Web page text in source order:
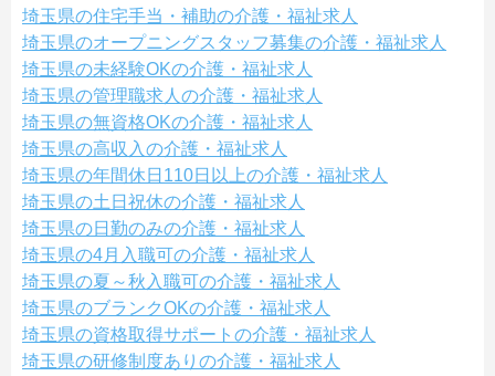
埼玉県の住宅手当・補助の介護・福祉求人
埼玉県のオープニングスタッフ募集の介護・福祉求人
埼玉県の未経験OKの介護・福祉求人
埼玉県の管理職求人の介護・福祉求人
埼玉県の無資格OKの介護・福祉求人
埼玉県の高収入の介護・福祉求人
埼玉県の年間休日110日以上の介護・福祉求人
埼玉県の土日祝休の介護・福祉求人
埼玉県の日勤のみの介護・福祉求人
埼玉県の4月入職可の介護・福祉求人
埼玉県の夏～秋入職可の介護・福祉求人
埼玉県のブランクOKの介護・福祉求人
埼玉県の資格取得サポートの介護・福祉求人
埼玉県の研修制度ありの介護・福祉求人